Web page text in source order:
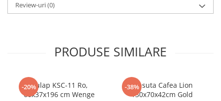
Review-uri(0)
PRODUSE SIMILARE
-20%Dulap KSC-11 Ro,
60x37x196 cm Wenge
-38%Masuta Cafea Lion
130x70x42cm Gold